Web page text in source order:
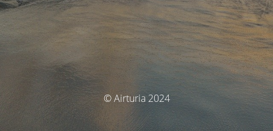
© Airturia 2024